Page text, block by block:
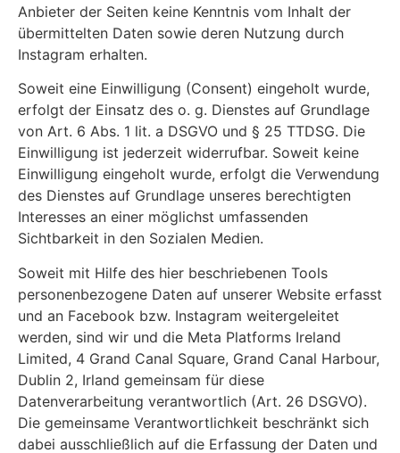
Anbieter der Seiten keine Kenntnis vom Inhalt der
übermittelten Daten sowie deren Nutzung durch
Instagram erhalten.
Soweit eine Einwilligung (Consent) eingeholt wurde,
erfolgt der Einsatz des o. g. Dienstes auf Grundlage
von Art. 6 Abs. 1 lit. a DSGVO und § 25 TTDSG. Die
Einwilligung ist jederzeit widerrufbar. Soweit keine
Einwilligung eingeholt wurde, erfolgt die Verwendung
des Dienstes auf Grundlage unseres berechtigten
Interesses an einer möglichst umfassenden
Sichtbarkeit in den Sozialen Medien.
Soweit mit Hilfe des hier beschriebenen Tools
personenbezogene Daten auf unserer Website erfasst
und an Facebook bzw. Instagram weitergeleitet
werden, sind wir und die Meta Platforms Ireland
Limited, 4 Grand Canal Square, Grand Canal Harbour,
Dublin 2, Irland gemeinsam für diese
Datenverarbeitung verantwortlich (Art. 26 DSGVO).
Die gemeinsame Verantwortlichkeit beschränkt sich
dabei ausschließlich auf die Erfassung der Daten und